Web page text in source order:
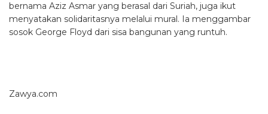
bernama Aziz Asmar yang berasal dari Suriah, juga ikut
menyatakan solidaritasnya melalui mural. Ia menggambar
sosok George Floyd dari sisa bangunan yang runtuh.
Zawya.com